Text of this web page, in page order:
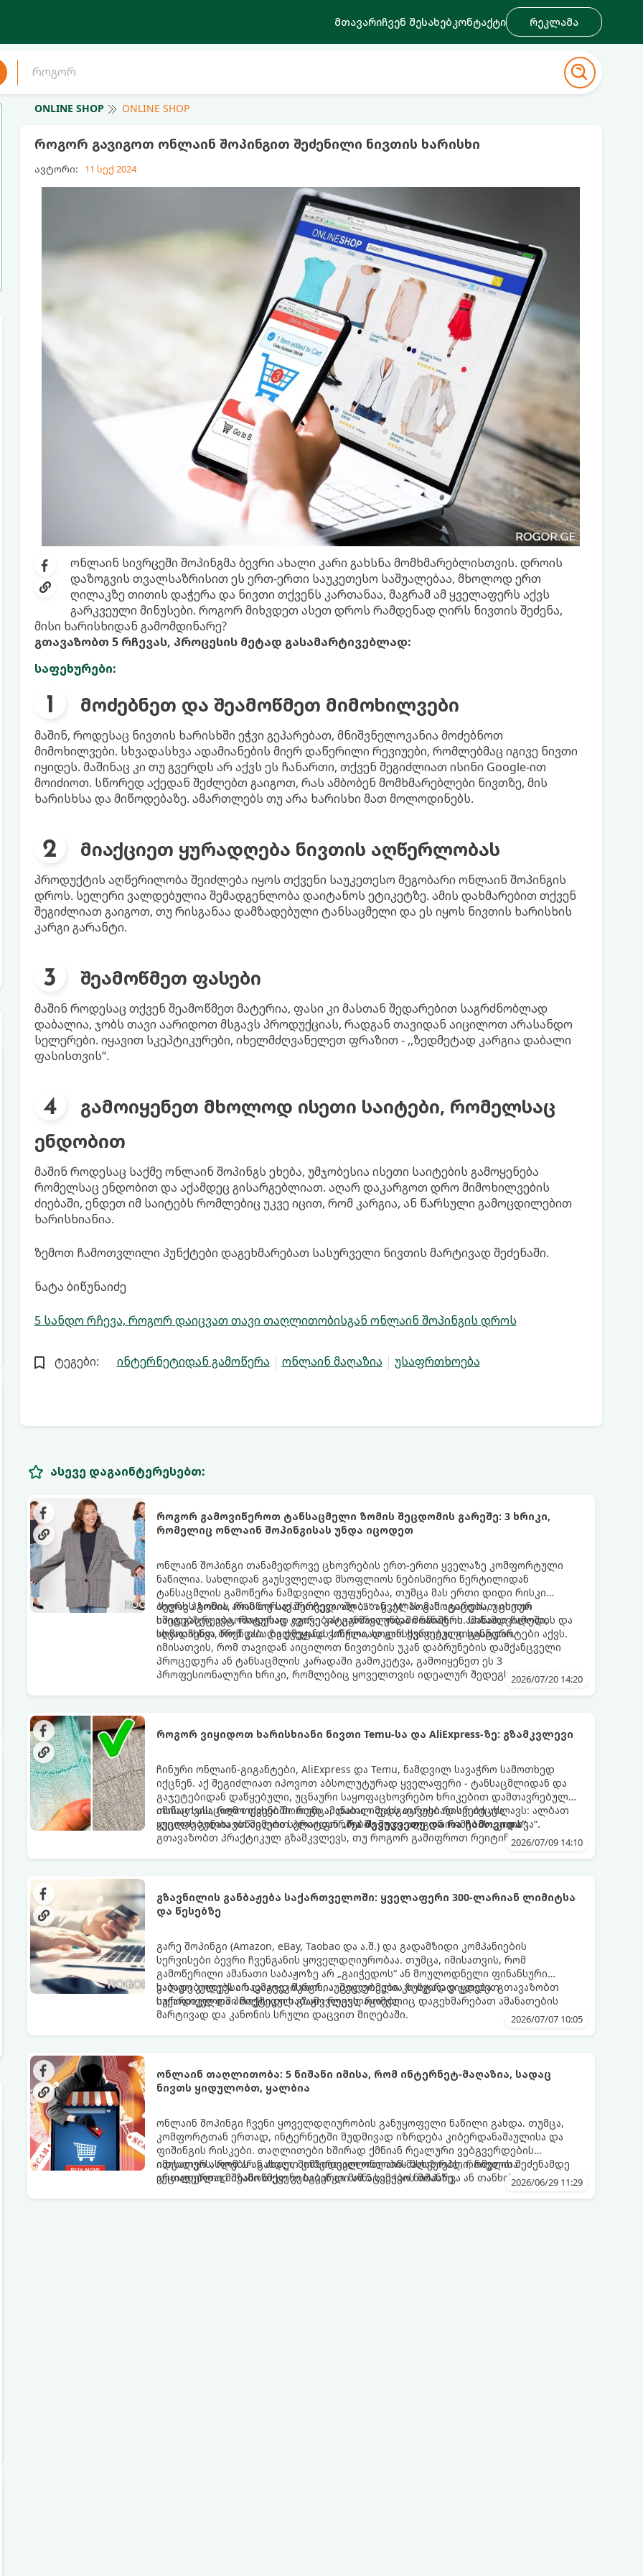
მთავარიჩვენ შესახებკონტაქტი რეკლამა
ONLINE SHOP ONLINE SHOP
როგორ გავიგოთ ონლაინ შოპინგით შეძენილი ნივთის ხარისხი
ავტორი: 11 სექ 2024
ონლაინ სივრცეში შოპინგმა ბევრი ახალი კარი გახსნა მომხმარებლისთვის. დროის
დაზოგვის თვალსაზრისით ეს ერთ-ერთი საუკეთესო საშუალებაა, მხოლოდ ერთ
ღილაკზე თითის დაჭერა და ნივთი თქვენს კართანაა, მაგრამ ამ ყველაფერს აქვს
გარკვეული მინუსები. როგორ მიხვდეთ ასეთ დროს რამდენად ღირს ნივთის შეძენა,
მისი ხარისხიდან გამომდინარე?
გთავაზობთ 5 რჩევას, პროცესის მეტად გასამარტივებლად:
საფეხურები:
მოძებნეთ და შეამოწმეთ მიმოხილვები
მაშინ, როდესაც ნივთის ხარისხში ეჭვი გეპარებათ, მნიშვნელოვანია მოძებნოთ
მიმოხილვები. სხვადასხვა ადამიანების მიერ დაწერილი რევიუები, რომლებმაც იგივე ნივთი
იყიდეს. მაშინაც კი თუ გვერდს არ აქვს ეს ჩანართი, თქვენ შეგიძლიათ ისინი Google-ით
მოიძიოთ. სწორედ აქედან შეძლებთ გაიგოთ, რას ამბობენ მომხმარებლები ნივთზე, მის
ხარისხსა და მიწოდებაზე. ამართლებს თუ არა ხარისხი მათ მოლოდინებს.
მიაქციეთ ყურადღება ნივთის აღწერლობას
პროდუქტის აღწერილობა შეიძლება იყოს თქვენი საუკეთესო მეგობარი ონლაინ შოპინგის
დროს. სელერი ვალდებულია შემადგენლობა დაიტანოს ეტიკეტზე. ამის დახმარებით თქვენ
შეგიძლიათ გაიგოთ, თუ რისგანაა დამზადებული ტანსაცმელი და ეს იყოს ნივთის ხარისხის
კარგი გარანტი.
შეამოწმეთ ფასები
მაშინ როდესაც თქვენ შეამოწმეთ მატერია, ფასი კი მასთან შედარებით საგრძნობლად
დაბალია, ჯობს თავი აარიდოთ მსგავს პროდუქციას, რადგან თავიდან აიცილოთ არასანდო
სელერები. იყავით სკეპტიკურები, იხელმძღვანელეთ ფრაზით - ,,ზედმეტად კარგია დაბალი
ფასისთვის“.
გამოიყენეთ მხოლოდ ისეთი საიტები, რომელსაც
ენდობით
მაშინ როდესაც საქმე ონლაინ შოპინგს ეხება, უმჯობესია ისეთი საიტების გამოყენება
რომელსაც ენდობით და აქამდეც გისარგებლიათ. აღარ დაკარგოთ დრო მიმოხილვების
ძიებაში, ენდეთ იმ საიტებს რომლებიც უკვე იცით, რომ კარგია, ან წარსული გამოცდილებით
ხარისხიანია.
ზემოთ ჩამოთვლილი პუნქტები დაგეხმარებათ სასურველი ნივთის მარტივად შეძენაში.
ნატა ბიწუნაიძე
5 სანდო რჩევა, როგორ დაიცვათ თავი თაღლითობისგან ონლაინ შოპინგის დროს
ტეგები: ინტერნეტიდან გამოწერა ონლაინ მაღაზია უსაფრთხოება
ასევე დაგაინტერესებთ:
როგორ გამოვიწეროთ ტანსაცმელი ზომის შეცდომის გარეშე: 3 ხრიკი,
რომელიც ონლაინ შოპინგისას უნდა იცოდეთ
ონლაინ შოპინგი თანამედროვე ცხოვრების ერთ-ერთი ყველაზე კომფორტული
ნაწილია. სახლიდან გაუსვლელად მსოფლიოს ნებისმიერი წერტილიდან
ტანსაცმლის გამოწერა ნამდვილი ფუფუნებაა, თუმცა მას ერთი დიდი რისკი
ახლავს ზომის არასწორად შერჩევა. ალბათ ყველას გამოგიცდიათ ისეთი
იმედგაცრუება, როდესაც კვირების განმავლობაში ნანატრი ამანათი ჩამოდის და
აღმოაჩენთ, რომ კაბა ზედმეტად ვიწროა, ხოლო ქურთუკი გიგანტური.
ბევრს ჰგონია, რომ თუ საქართველოში „S“ ან „M“ ზომას ატარებს, უცხოურ
საიტებზეც ავტომატურად იგივე კატეგორია უნდა მონიშნოს. სინამდვილეში,
სხვადასხვა ბრენდსა და ქვეყანას სრულიად განსხვავებული სტანდარტები აქვს.
იმისათვის, რომ თავიდან აიცილოთ ნივთების უკან დაბრუნების დამქანცველი
პროცედურა ან ტანსაცმლის კარადაში გამოკეტვა, გამოიყენეთ ეს 3
პროფესიონალური ხრიკი, რომლებიც ყოველთვის იდეალურ შედეგს მოგცემთ:
2026/07/20 14:20
როგორ ვიყიდოთ ხარისხიანი ნივთი Temu-სა და AliExpress-ზე: გზამკვლევი
ჩინური ონლაინ-გიგანტები, AliExpress და Temu, ნამდვილ სავაჭრო სამოთხედ
იქცნენ. აქ შეგიძლიათ იპოვოთ აბსოლუტურად ყველაფერი - ტანსაცმლიდან და
გაჯეტებიდან დაწყებული, უცნაური საყოფაცხოვრებო ხრიკებით დამთავრებული,
თანაც სასაცილო ფასებში. თუმცა, დაბალ ფასს თავისი რისკები ახლავს: ალბათ
ყველას გინახავთ მიმები სერიიდან„რა შევუკვეთე და რა ჩამოვიდა“.
იმისათვის, რომ თქვენი მორიგი ამანათი იმედგაცრუებად არ იქცეს,
აუცილებელია ისწავლოთ პლატფორმების შიდა ალგორითმების „კითხვა“.
გთავაზობთ პრაქტიკულ გზამკვლევს, თუ როგორ გაშიფროთ რეიტინგები,2026/07/09 14:10
გზავნილის განბაჟება საქართველოში: ყველაფერი 300-ლარიან ლიმიტსა
და წესებზე
გარე შოპინგი (Amazon, eBay, Taobao და ა.შ.) და გადამზიდი კომპანიების
სერვისები ბევრი ჩვენგანის ყოველდღიურობაა. თუმცა, იმისათვის, რომ
გამოწერილი ამანათი საბაჟოზე არ „გაიჭედოს“ ან მოულოდნელი ფინანსური
ვალდებულება არ დაგვეკისროს, აუცილებელია ზუსტად ვიცოდეთ
საქართველოში მოქმედი საბაჟო რეგულაციები.
საბაჟო კოდექსი საკმაოდ მკაცრია, შეცდომები კი ძვირად ჯდება. გთავაზობთ
იურიდიულ და პრაქტიკულ გზამკვლევს, რომელიც დაგეხმარებათ ამანათების
მარტივად და კანონის სრული დაცვით მიღებაში.
2026/07/07 10:05
ონლაინ თაღლითობა: 5 ნიშანი იმისა, რომ ინტერნეტ-მაღაზია, სადაც
ნივთს ყიდულობთ, ყალბია
ონლაინ შოპინგი ჩვენი ყოველდღიურობის განუყოფელი ნაწილი გახდა. თუმცა,
კომფორტთან ერთად, ინტერნეტში მუდმივად იზრდება კიბერდანაშაულისა და
ფიშინგის რისკები. თაღლითები ხშირად ქმნიან რეალური ვებგვერდების
იდეალურ ასლებს ან ახალ, მიმზიდველ ონლაინ-მაღაზიებს, რომელთა
ერთადერთი მიზანი თქვენი საბანკო მონაცემების მოპარვა ან თანხის
იმისათვის, რომ არ გახდეთ კიბერთაღლითობის მსხვერპლი, ნივთის შეძენამდე
აუცილებლად შეამოწმეთ ვებგვერდი ამ 5 საეჭვო ნიშანზე.
2026/06/29 11:29